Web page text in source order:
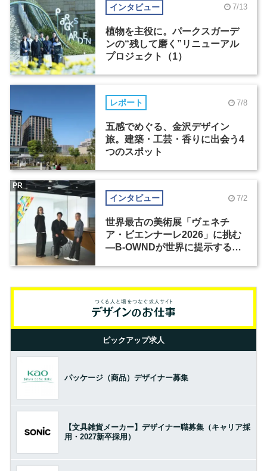
インタビュー 7/13
植物を主役に。パークスガーデ
ンの“残して磨く”リニューアル
プロジェクト（1）
レポート 7/8
五感でめぐる、金沢デザイン
旅。建築・工芸・香りに出会う4
つのスポット
インタビュー 7/2
世界最古の美術展「ヴェネチ
ア・ビエンナーレ2026」に挑む
―B-OWNDが世界に提示する美
PR
ピックアップ求人
パッケージ（商品）デザイナー募集
【文具雑貨メーカー】デザイナー職募集（キャリア採
用・2027新卒採用）